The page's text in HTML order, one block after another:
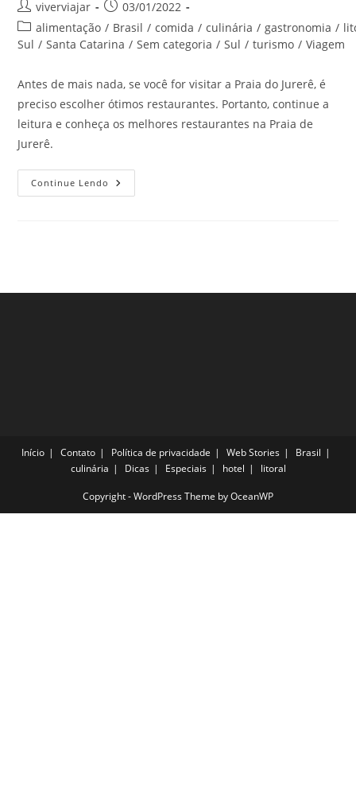
Autor
do
post:
viverviajar
Post
publicado:
03/01/2022
Categoria
do
alimentação / Brasil / comida / culinária / gastronomia /
Sul / Santa Catarina / Sem categoria / Sul / turismo / Viagem
Antes de mais nada, se você for visitar a Praia do Jurerê, é
preciso escolher ótimos restaurantes. Portanto, continue a
leitura e conheça os melhores restaurantes na Praia de
Jurerê.
Continue Lendo Melhores
Restaurantes
Início Contato Política de privacidade Web Stories
Brasil
culinária
Dicas Especiais hotel litoral
Copyright - WordPress Theme by OceanWP